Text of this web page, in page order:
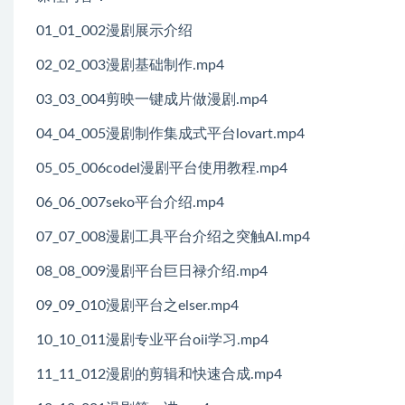
01_01_002漫剧展示介绍
02_02_003漫剧基础制作.mp4
03_03_004剪映一键成片做漫剧.mp4
04_04_005漫剧制作集成式平台lovart.mp4
05_05_006codel漫剧平台使用教程.mp4
06_06_007seko平台介绍.mp4
07_07_008漫剧工具平台介绍之突触AI.mp4
08_08_009漫剧平台巨日禄介绍.mp4
09_09_010漫剧平台之elser.mp4
10_10_011漫剧专业平台oii学习.mp4
11_11_012漫剧的剪辑和快速合成.mp4